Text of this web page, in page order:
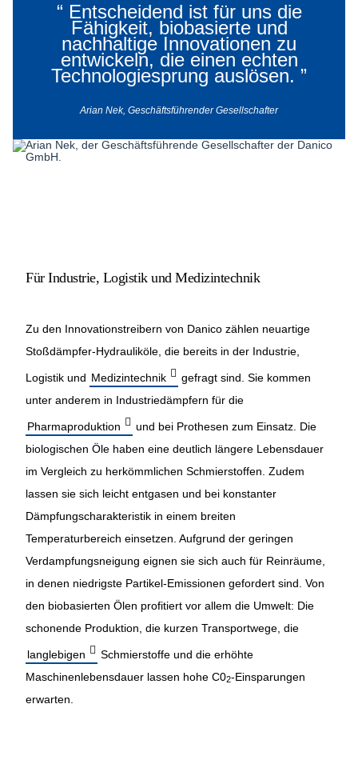
“ Entscheidend ist für uns die
Fähigkeit, biobasierte und
nachhaltige Innovationen zu
entwickeln, die einen echten
Technologiesprung auslösen. ”
Arian Nek, Geschäftsführender Gesellschafter
© Andreas Reeg Photography, Danico
Für Industrie, Logistik und Medizintechnik
Zu den Innovationstreibern von Danico zählen neuartige
Stoßdämpfer-Hydrauliköle, die bereits in der Industrie,
Logistik und Medizintechnik
gefragt sind. Sie kommen
unter anderem in Industriedämpfern für die
Pharmaproduktion
und bei Prothesen zum Einsatz. Die
biologischen Öle haben eine deutlich längere Lebensdauer
im Vergleich zu herkömmlichen Schmierstoffen. Zudem
lassen sie sich leicht entgasen und bei konstanter
Dämpfungscharakteristik in einem breiten
Temperaturbereich einsetzen. Aufgrund der geringen
Verdampfungsneigung eignen sie sich auch für Reinräume,
in denen niedrigste Partikel-Emissionen gefordert sind. Von
den biobasierten Ölen profitiert vor allem die Umwelt: Die
schonende Produktion, die kurzen Transportwege, die
langlebigen
Schmierstoffe und die erhöhte
Maschinenlebensdauer lassen hohe C02-Einsparungen
erwarten.